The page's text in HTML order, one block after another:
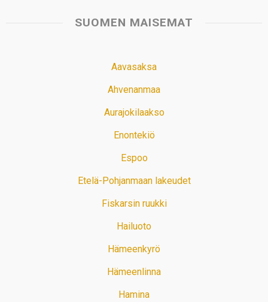
SUOMEN MAISEMAT
Aavasaksa
Ahvenanmaa
Aurajokilaakso
Enontekiö
Espoo
Etelä-Pohjanmaan lakeudet
Fiskarsin ruukki
Hailuoto
Hämeenkyrö
Hämeenlinna
Hamina